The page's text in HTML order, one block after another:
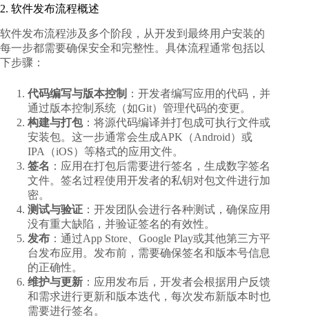
2. 软件发布流程概述
软件发布流程涉及多个阶段，从开发到最终用户安装的
每一步都需要确保安全和完整性。具体流程通常包括以
下步骤：
代码编写与版本控制 ：开发者编写应用的代码，并
通过版本控制系统（如Git）管理代码的变更。
构建与打包：将源代码编译并打包成可执行文件或
安装包。这一步通常会生成APK（Android）或
IPA（iOS）等格式的应用文件。
签名 ：应用在打包后需要进行签名，生成数字签名
文件。签名过程使用开发者的私钥对包文件进行加
密。
测试与验证 ：开发团队会进行各种测试，确保应用
没有重大缺陷，并验证签名的有效性。
发布 ：通过App Store、Google Play或其他第三方平
台发布应用。发布前，需要确保签名和版本号信息
的正确性。
维护与更新 ：应用发布后，开发者会根据用户反馈
和需求进行更新和版本迭代，每次发布新版本时也
需要进行签名。